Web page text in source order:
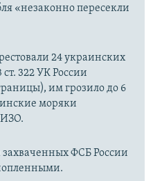
«незаконно пересекли
24 украинских
322 УК России
им грозило до 6
моряки
ФСБ России